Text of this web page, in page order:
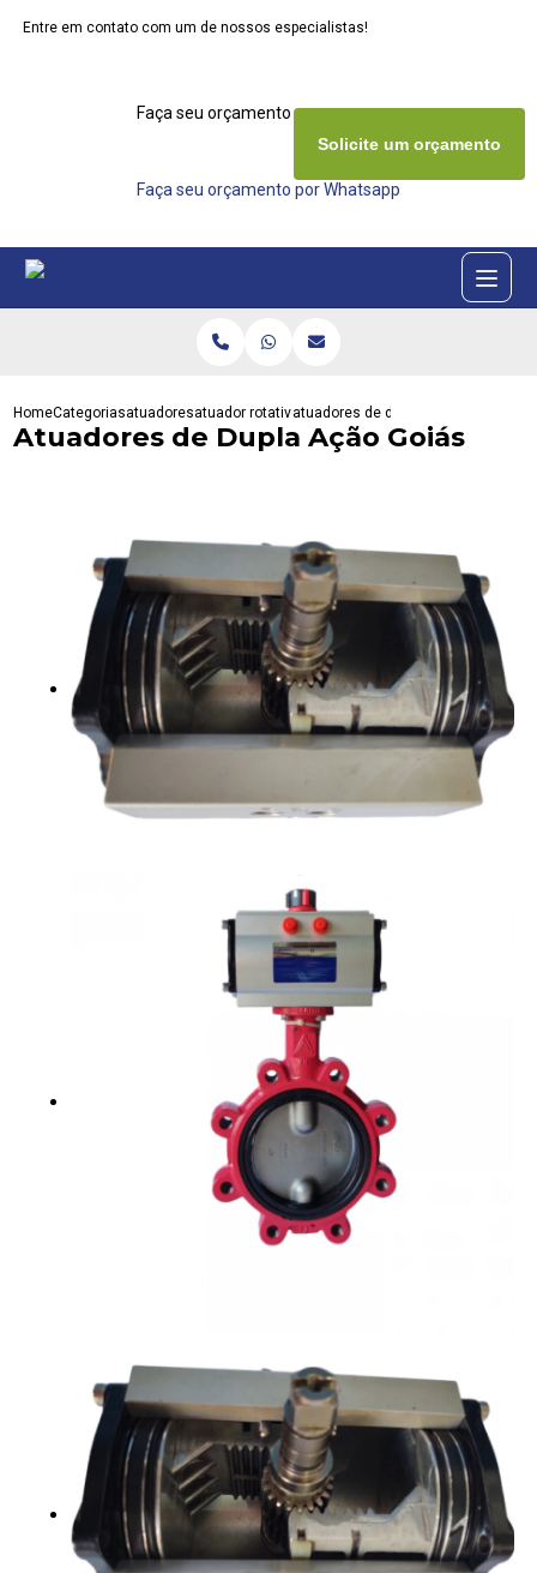
Entre em contato com um de nossos especialistas!
Faça seu orçamento agora mesmo
Faça seu orçamento por Whatsapp
Solicite um orçamento
HomeCategoriasatuadoresatuador rotativo eletricoatuadores de dupla acao goias
Atuadores de Dupla Ação Goiás